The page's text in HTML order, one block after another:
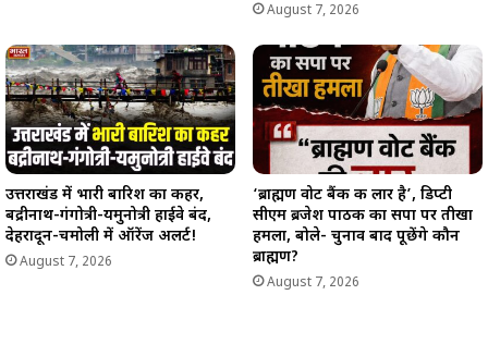
August 7, 2026
उत्तराखंड में भारी बारिश का कहर,
बद्रीनाथ-गंगोत्री-यमुनोत्री हाईवे बंद,
देहरादून-चमोली में ऑरेंज अलर्ट!
August 7, 2026
‘ब्राह्मण वोट बैंक की लार है’, डिप्टी
सीएम ब्रजेश पाठक का सपा पर तीखा
हमला, बोले- चुनाव बाद पूछेंगे कौन
ब्राह्मण?
August 7, 2026